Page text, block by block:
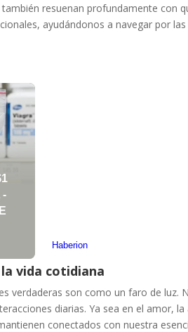
resuenan profundamente con
ayudándonos a navegar por
vida cotidiana
verdaderas son como un faro de luz.
diarias. Ya sea en el amor,
conectados con nuestra